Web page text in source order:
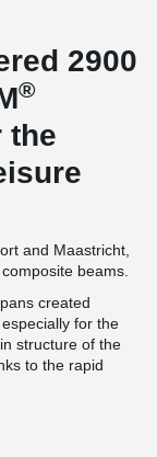
2900
®
the
and Maastricht,
beams.
created
for the
structure of the
to the rapid